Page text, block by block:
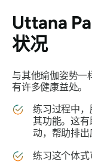
Uttana
状况
与其他瑜伽姿势一
有许多健康益处。
练习过程中
其功能。这
动，帮助排出
练习这个体式